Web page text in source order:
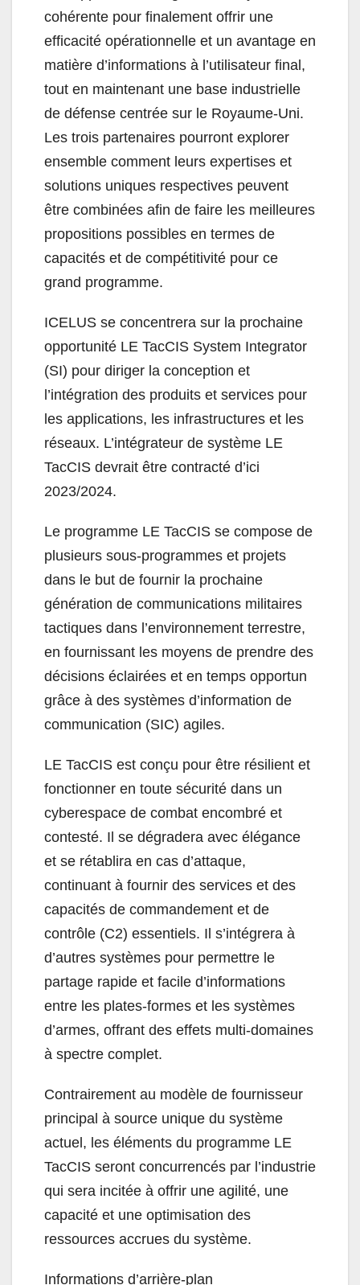
cohérente pour finalement offrir une
efficacité opérationnelle et un avantage en
matière d’informations à l’utilisateur final,
tout en maintenant une base industrielle
de défense centrée sur le Royaume-Uni.
Les trois partenaires pourront explorer
ensemble comment leurs expertises et
solutions uniques respectives peuvent
être combinées afin de faire les meilleures
propositions possibles en termes de
capacités et de compétitivité pour ce
grand programme.
ICELUS se concentrera sur la prochaine
opportunité LE TacCIS System Integrator
(SI) pour diriger la conception et
l’intégration des produits et services pour
les applications, les infrastructures et les
réseaux. L’intégrateur de système LE
TacCIS devrait être contracté d’ici
2023/2024.
Le programme LE TacCIS se compose de
plusieurs sous-programmes et projets
dans le but de fournir la prochaine
génération de communications militaires
tactiques dans l’environnement terrestre,
en fournissant les moyens de prendre des
décisions éclairées et en temps opportun
grâce à des systèmes d’information de
communication (SIC) agiles.
LE TacCIS est conçu pour être résilient et
fonctionner en toute sécurité dans un
cyberespace de combat encombré et
contesté. Il se dégradera avec élégance
et se rétablira en cas d’attaque,
continuant à fournir des services et des
capacités de commandement et de
contrôle (C2) essentiels. Il s’intégrera à
d’autres systèmes pour permettre le
partage rapide et facile d’informations
entre les plates-formes et les systèmes
d’armes, offrant des effets multi-domaines
à spectre complet.
Contrairement au modèle de fournisseur
principal à source unique du système
actuel, les éléments du programme LE
TacCIS seront concurrencés par l’industrie
qui sera incitée à offrir une agilité, une
capacité et une optimisation des
ressources accrues du système.
Informations d’arrière-plan